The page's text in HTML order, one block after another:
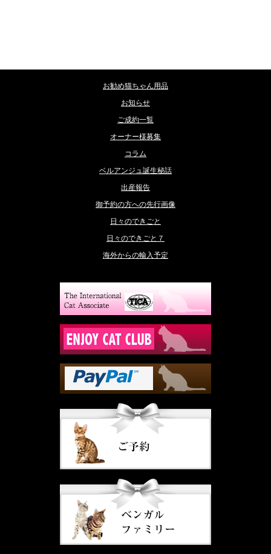
お勧め猫ちゃん用品
お知らせ
ご成約一覧
オーナー様募集
コラム
ベルアンジュ誕生秘話
出産報告
御予約の方への先行画像
日々のできごと
日々のできごと７
海外からの輸入予定